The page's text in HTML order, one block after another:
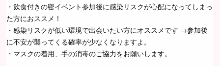
・飲食付きの密イベント参加後に感染リスクが心配になってしまっ
た方におススメ！
・感染リスクが低い環境で出会いたい方にオススメです →参加後
に不安が襲ってくる確率が少なくなりますよ。
・マスクの着用、手の消毒のご協力をお願いします。